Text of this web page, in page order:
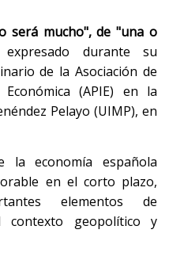
será mucho", de "una o
durante su
de la Asociación de
(APIE) en la
Pelayo (UIMP), en
la economía española
en el corto plazo,
elementos de
contexto geopolítico y